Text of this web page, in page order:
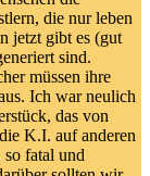
die nur leben
jetzt gibt es (gut
sind.
müssen ihre
Ich war neulich
das von
K.I. auf anderen
fatal und